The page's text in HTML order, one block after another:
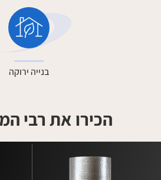
בנייה ירוקה
הכירו את רבי